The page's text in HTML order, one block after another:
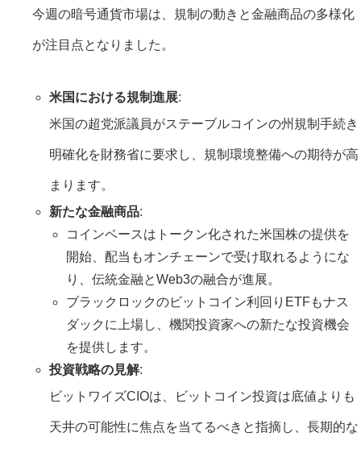
今週の暗号通貨市場は、規制の動きと金融商品の多様化
が注目点となりました。
米国における規制進展:
米国の超党派議員がステーブルコインの州規制手続き
明確化を財務省に要求し、規制環境整備への期待が高
まります。
新たな金融商品:
コインベースはトークン化された米国株の提供を
開始、配当もオンチェーンで受け取れるようにな
り、伝統金融とWeb3の融合が進展。
ブラックロックのビットコイン利回りETFもナス
ダックに上場し、機関投資家への新たな投資機会
を提供します。
投資戦略の見解:
ビットワイズCIOは、ビットコイン投資は底値よりも
天井の可能性に焦点を当てるべきと指摘し、長期的な